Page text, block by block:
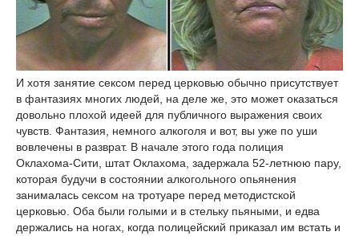
И хотя занятие сексом перед церковью обычно присутствует
в фантазиях многих людей, на деле же, это может оказаться
довольно плохой идеей для публичного выражения своих
чувств. Фантазия, немного алкоголя и вот, вы уже по уши
вовлечены в разврат. В начале этого года полиция
Оклахома-Сити, штат Оклахома, задержала 52-летнюю пару,
которая будучи в состоянии алкогольного опьянения
занималась сексом на тротуаре перед методистской
церковью. Оба были голыми и в стельку пьяными, и едва
держались на ногах, когда полицейский приказал им встать и